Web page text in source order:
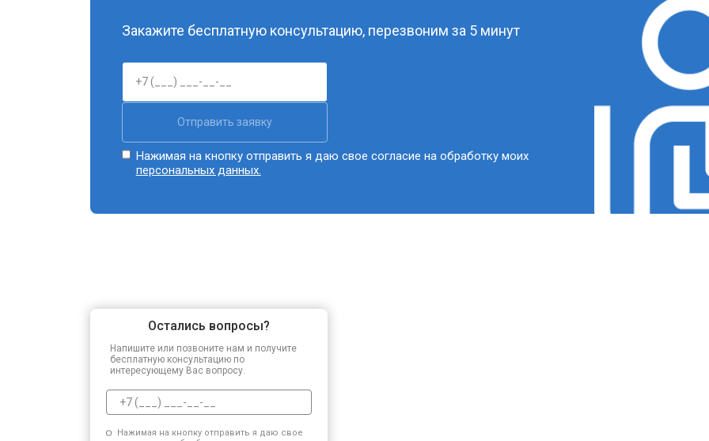
Закажите бесплатную консультацию, перезвоним за 5 минут
Отправить заявку
Нажимая на кнопку отправить я даю свое согласие на обработку моих
персональных данных.
Остались вопросы?
Напишите или позвоните нам и получите
бесплатную консультацию по
интересующему Вас вопросу.
Нажимая на кнопку отправить я даю свое